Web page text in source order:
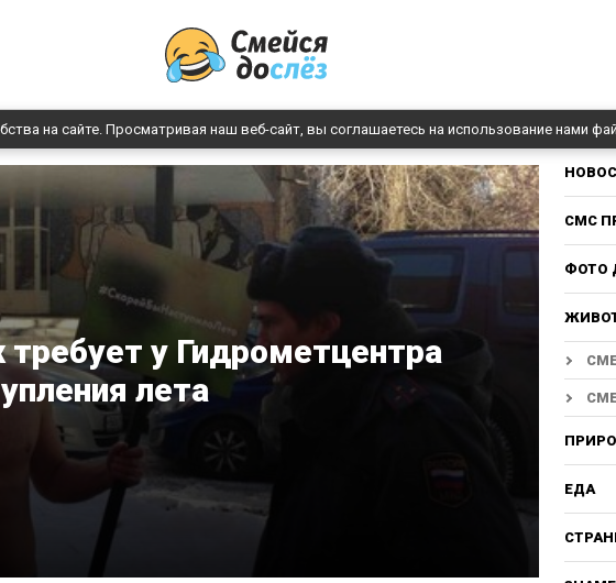
на сайте. Просматривая наш веб-сайт, вы соглашаетесь на использование нами
у Гидрометцентра
лета
СМС
ФОТО
ЕДА